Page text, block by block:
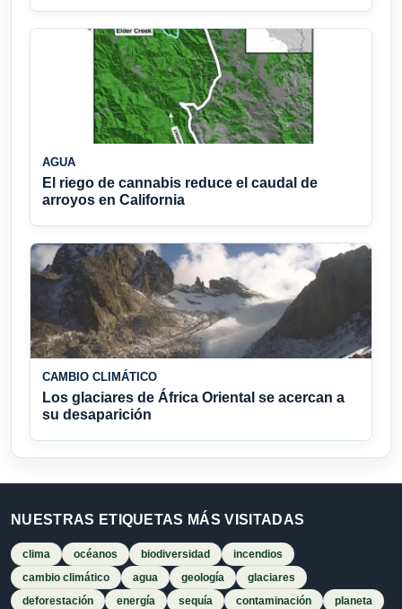
AGUA
El riego de cannabis reduce el caudal de
arroyos en California
CAMBIO CLIMÁTICO
Los glaciares de África Oriental se acercan a
su desaparición
NUESTRAS ETIQUETAS MÁS VISITADAS
clima océanos biodiversidad
incendios
cambio climático
agua geología
glaciares
deforestación
energía sequía contaminación
planeta